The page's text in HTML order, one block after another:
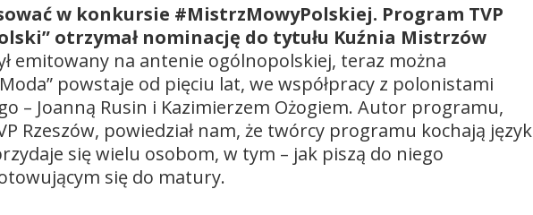
w konkursie #MistrzMowyPolskiej. Program TVP
otrzymał nominację do tytułu Kuźnia Mistrzów
emitowany na antenie ogólnopolskiej, teraz można
powstaje od pięciu lat, we współpracy z polonistami
– Joanną Rusin i Kazimierzem Ożogiem. Autor programu,
Rzeszów, powiedział nam, że twórcy programu kochają język
się wielu osobom, w tym – jak piszą do niego
się do matury.